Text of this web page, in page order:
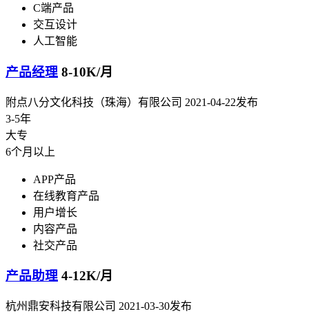
C端产品
交互设计
人工智能
产品经理 8-10K/月
附点八分文化科技（珠海）有限公司 2021-04-22发布
3-5年
大专
6个月以上
APP产品
在线教育产品
用户增长
内容产品
社交产品
产品助理 4-12K/月
杭州鼎安科技有限公司 2021-03-30发布